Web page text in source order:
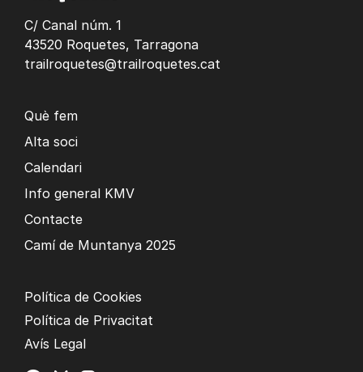
C/ Canal núm. 1
43520 Roquetes, Tarragona
trailroquetes@trailroquetes.cat
Què fem
Alta soci
Calendari
Info general KMV
Contacte
Camí de Muntanya 2025
Política de Cookies
Política de Privacitat
Avís Legal